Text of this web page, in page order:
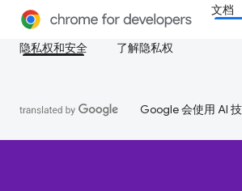
文档
隐私权和安全 了解隐私权
Google 会使用 AI